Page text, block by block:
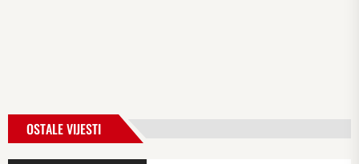
OSTALE VIJESTI